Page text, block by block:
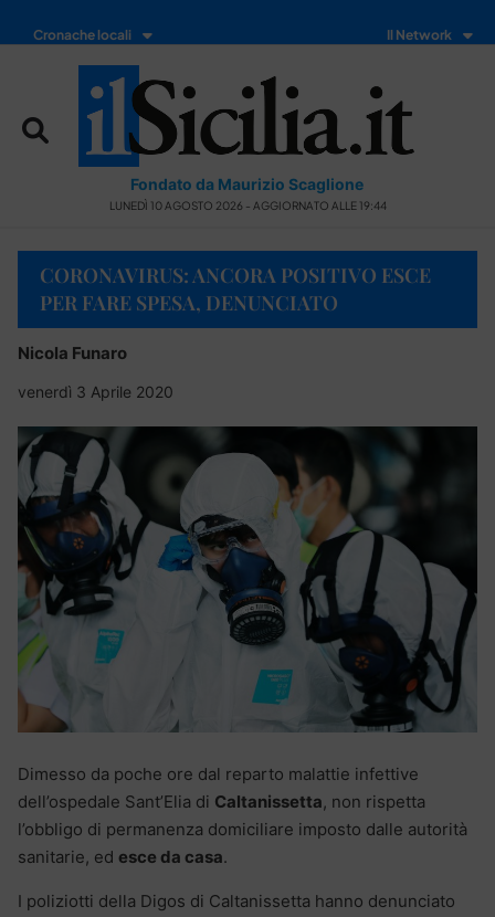
Cronache locali Il Network
Fondato da Maurizio Scaglione
LUNEDÌ 10 AGOSTO 2026 - AGGIORNATO ALLE 19:44
CORONAVIRUS: ANCORA POSITIVO ESCE
PER FARE SPESA, DENUNCIATO
Nicola Funaro
venerdì 3 Aprile 2020
Dimesso da poche ore dal reparto malattie infettive
dell’ospedale Sant’Elia di Caltanissetta, non rispetta
l’obbligo di permanenza domiciliare imposto dalle autorità
sanitarie, ed esce da casa.
I poliziotti della Digos di Caltanissetta hanno denunciato